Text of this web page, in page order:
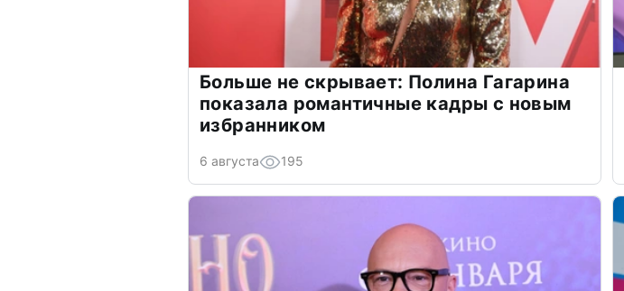
Больше не скрывает: Полина Гагарина
показала романтичные кадры с новым
избранником
6 августа 195